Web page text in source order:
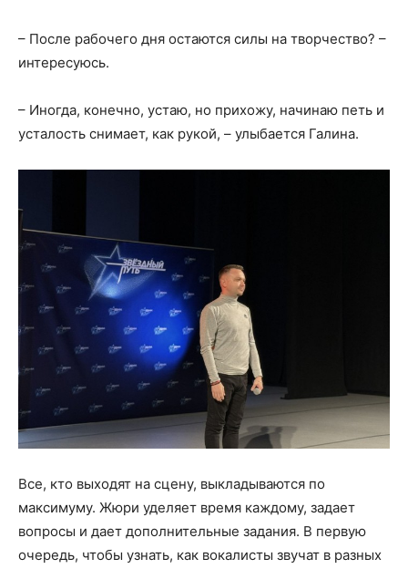
– После рабочего дня остаются силы на творчество? –
интересуюсь.
– Иногда, конечно, устаю, но прихожу, начинаю петь и
усталость снимает, как рукой, – улыбается Галина.
Все, кто выходят на сцену, выкладываются по
максимуму. Жюри уделяет время каждому, задает
вопросы и дает дополнительные задания. В первую
очередь, чтобы узнать, как вокалисты звучат в разных